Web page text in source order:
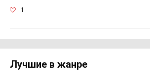
1
Лучшие в жанре